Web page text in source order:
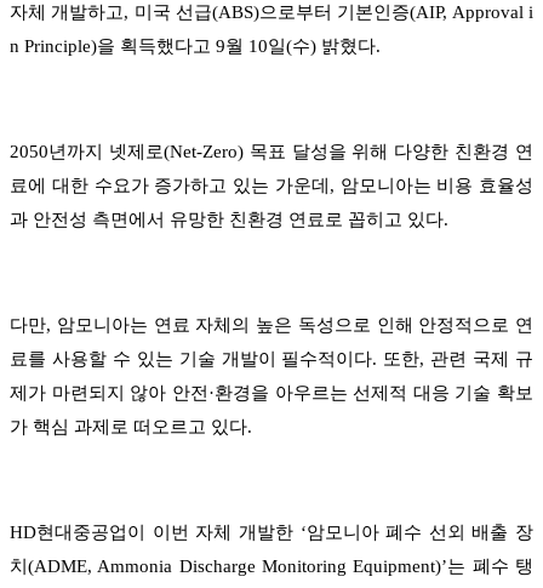
자체 개발하고, 미국 선급(ABS)으로부터 기본인증(AIP, Approval i
n Principle)을 획득했다고 9월 10일(수) 밝혔다.
2050년까지 넷제로(Net-Zero) 목표 달성을 위해 다양한 친환경 연
료에 대한 수요가 증가하고 있는 가운데, 암모니아는 비용 효율성
과 안전성 측면에서 유망한 친환경 연료로 꼽히고 있다.
다만, 암모니아는 연료 자체의 높은 독성으로 인해 안정적으로 연
료를 사용할 수 있는 기술 개발이 필수적이다. 또한, 관련 국제 규
제가 마련되지 않아 안전·환경을 아우르는 선제적 대응 기술 확보
가 핵심 과제로 떠오르고 있다.
HD현대중공업이 이번 자체 개발한 ‘암모니아 폐수 선외 배출 장
치(ADME, Ammonia Discharge Monitoring Equipment)’는 폐수 탱